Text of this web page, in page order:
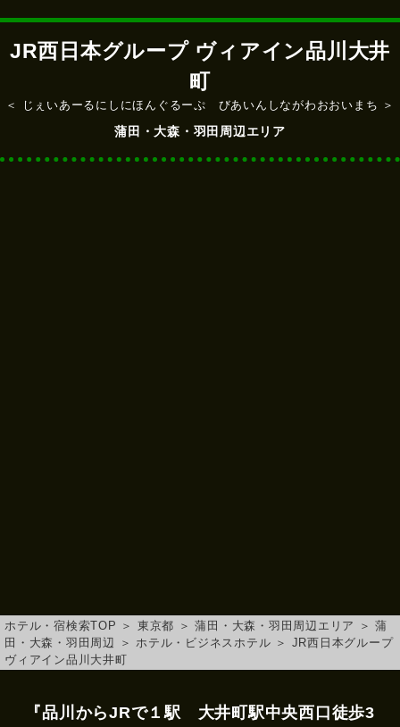
JR西日本グループ ヴィアイン品川大井
町
＜ じぇいあーるにしにほんぐるーぷ びあいんしながわおおいまち ＞
蒲田・大森・羽田周辺エリア
ホテル・宿検索TOP ＞ 東京都 ＞蒲田・大森・羽田周辺エリア ＞蒲
田・大森・羽田周辺
＞ ホテル・ビジネスホテル ＞ JR西日本グループ
ヴィアイン品川大井町
『品川からJRで１駅 大井町駅中央西口徒歩3